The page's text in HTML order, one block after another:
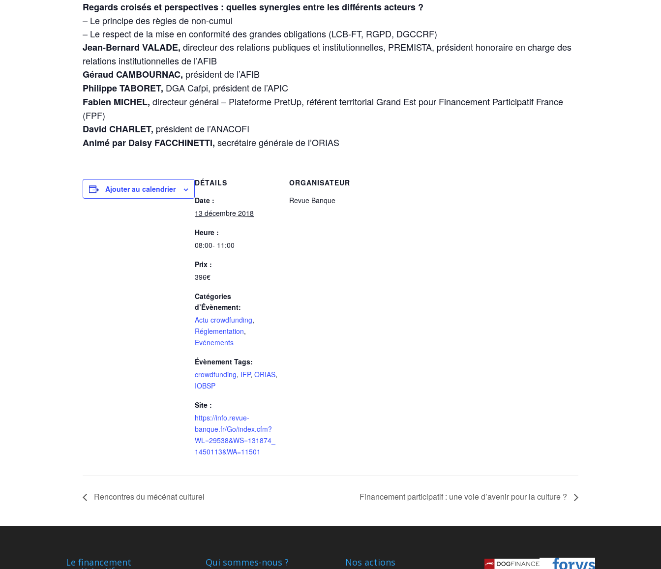
Regards croisés et perspectives : quelles synergies entre les différents acteurs ?
– Le principe des règles de non-cumul
– Le respect de la mise en conformité des grandes obligations (LCB-FT, RGPD, DGCCRF)
Jean-Bernard VALADE, directeur des relations publiques et institutionnelles, PREMISTA, président honoraire en charge des
relations institutionnelles de l’AFIB
Géraud CAMBOURNAC, président de l’AFIB
Philippe TABORET, DGA Cafpi, président de l’APIC
Fabien MICHEL, directeur général – Plateforme PretUp, référent territorial Grand Est pour Financement Participatif France
(FPF)
David CHARLET, président de l’ANACOFI
Animé par Daisy FACCHINETTI, secrétaire générale de l’ORIAS
Ajouter au calendrier
DÉTAILS
Date :
13 décembre 2018
Heure :
08:00- 11:00
Prix :
396€
Catégories
d’Évènement:
Actu crowdfunding,
Réglementation,
Evénements
Évènement Tags:
crowdfunding, IFP, ORIAS,
IOBSP
Site :
https://info.revue-
banque.fr/Go/index.cfm?
WL=29538&WS=131874_
1450113&WA=11501
ORGANISATEUR
Revue Banque
Rencontres du mécénat culturel Financement participatif : une voie d’avenir pour la culture ?
Le financement Qui sommes-nous ? Nos actions